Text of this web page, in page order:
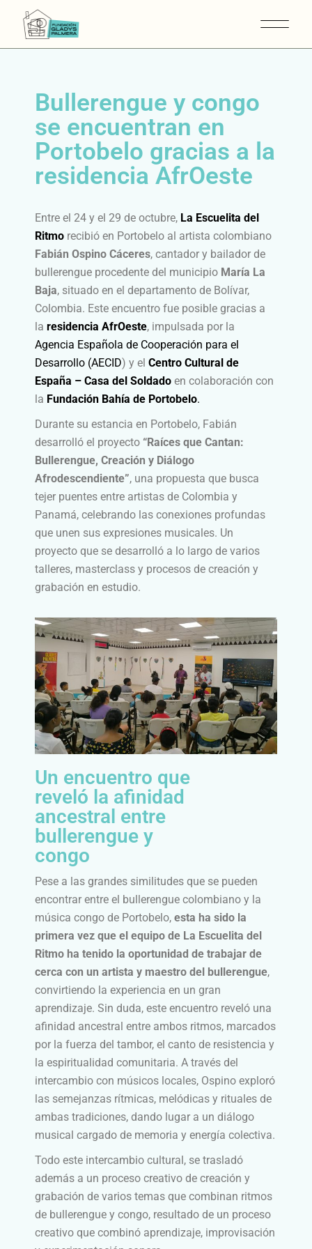
Bullerengue y congo
se encuentran en
Portobelo gracias a la
residencia AfrOeste
Entre el 24 y el 29 de octubre, La Escuelita del
Ritmo recibió en Portobelo al artista colombiano
Fabián Ospino Cáceres, cantador y bailador de
bullerengue procedente del municipio María La
Baja, situado en el departamento de Bolívar,
Colombia. Este encuentro fue posible gracias a
laresidencia AfrOeste, impulsada por la
Agencia Española de Cooperación para el
Desarrollo (AECID)y elCentro Cultural de
España – Casa del Soldado en colaboración con
la Fundación Bahía de Portobelo.
Durante su estancia en Portobelo, Fabián
desarrolló el proyecto “Raíces que Cantan:
Bullerengue, Creación y Diálogo
Afrodescendiente”, una propuesta que busca
tejer puentes entre artistas de Colombia y
Panamá, celebrando las conexiones profundas
que unen sus expresiones musicales. Un
proyecto que se desarrolló a lo largo de varios
talleres, masterclass y procesos de creación y
grabación en estudio.
Un encuentro que
reveló la afinidad
ancestral entre
bullerengue y
congo
Pese a las grandes similitudes que se pueden
encontrar entre el bullerengue colombiano y la
música congo de Portobelo,esta ha sido la
primera vez que el equipo de La Escuelita del
Ritmo ha tenido la oportunidad de trabajar de
cerca con un artista y maestro del bullerengue,
convirtiendo la experiencia en un gran
aprendizaje. Sin duda, este encuentro reveló una
afinidad ancestral entre ambos ritmos, marcados
por la fuerza del tambor, el canto de resistencia y
la espiritualidad comunitaria. A través del
intercambio con músicos locales, Ospino exploró
las semejanzas rítmicas, melódicas y rituales de
ambas tradiciones, dando lugar a un diálogo
musical cargado de memoria y energía colectiva.
Todo este intercambio cultural, se trasladó
además a un proceso creativo de creación y
grabación de varios temas que combinan ritmos
de bullerengue y congo, resultado de un proceso
creativo que combinó aprendizaje, improvisación